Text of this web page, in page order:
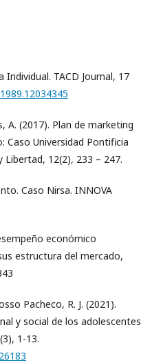
Individual. TACD Journal, 17
A. (2017). Plan de marketing
Caso Universidad Pontificia
Libertad, 12(2), 233 – 247.
Caso Nirsa. INNOVA
económico
estructura del mercado,
Pacheco, R. J. (2021).
y social de los adolescentes
1-13.